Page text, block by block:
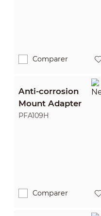
Comparer
Anti-corrosion
Mount Adapter
PFA109H
Comparer